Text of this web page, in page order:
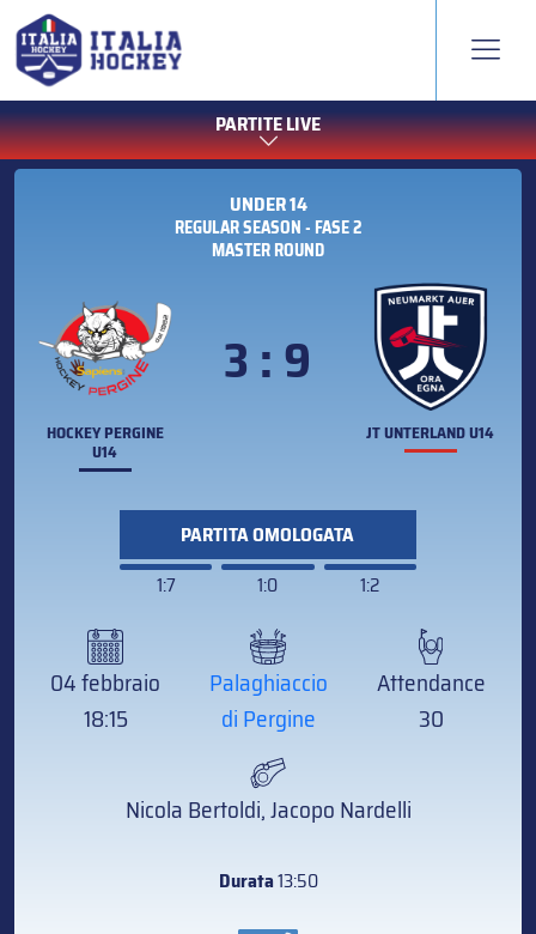
PARTITE LIVE
UNDER 14
REGULAR SEASON - FASE 2
MASTER ROUND
HOCKEY PERGINE
U14
3 : 9
JT UNTERLAND U14
PARTITA OMOLOGATA
1:7
1:0 1:2
04 febbraio
18:15
Palaghiaccio
di Pergine
Attendance
30
Nicola Bertoldi, Jacopo Nardelli
Durata13:50